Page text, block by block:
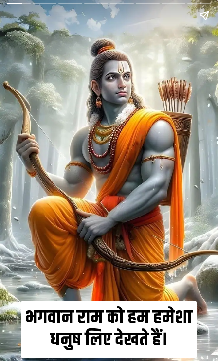
भगवान राम को हम हमेशा
धनुष लिए देखते हैं।